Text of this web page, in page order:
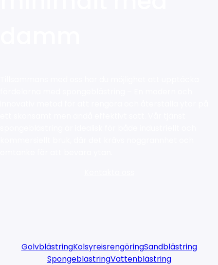
GolvblästringKolsyreisrengöringSandblästring
SpongeblästringVattenblästring